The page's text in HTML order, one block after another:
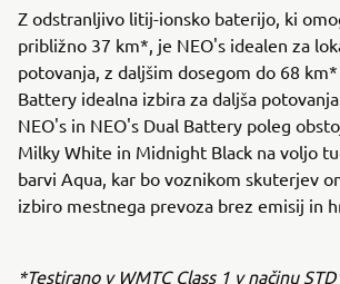
Z odstranljivo litij-ionsko baterijo, ki
približno 37 km*, je NEO's idealen za
potovanja, z daljšim dosegom do 68
Battery idealna izbira za daljša
NEO's in NEO's Dual Battery poleg
Milky White in Midnight Black na voljo
barvi Aqua, kar bo voznikom skuterjev
izbiro mestnega prevoza brez emisij in
*Testirano v WMTC Class 1 v načinu